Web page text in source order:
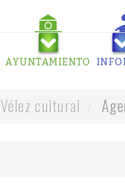
AYUNTAMIENTO
Vélez cultural